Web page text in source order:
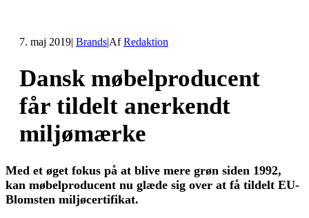
7. maj 2019| Brands|AfRedaktion
Dansk møbelproducent
får tildelt anerkendt
miljømærke
Med et øget fokus på at blive mere grøn siden 1992,
kan møbelproducent nu glæde sig over at få tildelt EU-
Blomsten miljøcertifikat.